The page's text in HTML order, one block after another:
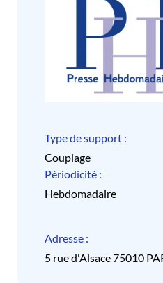
Type de support :
Couplage
Périodicité :
Hebdomadaire
Adresse :
5 rue d'Alsace 75010